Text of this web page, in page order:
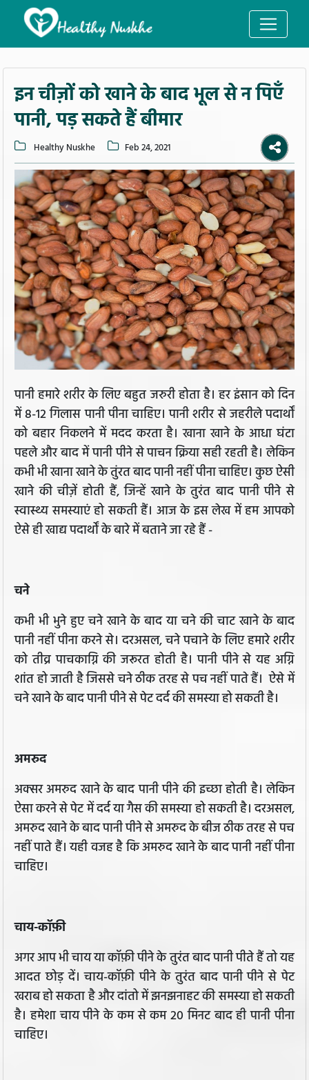
इन चीज़ों को खाने के बाद भूल से न पिएँ
पानी, पड़ सकते हैं बीमार
Healthy Nuskhe Feb 24, 2021
पानी हमारे शरीर के लिए बहुत जरुरी होता है। हर इंसान को दिन
में 8-12 गिलास पानी पीना चाहिए। पानी शरीर से जहरीले पदार्थों
को बहार निकलने में मदद करता है। खाना खाने के आधा घंटा
पहले और बाद में पानी पीने से पाचन क्रिया सही रहती है। लेकिन
कभी भी खाना खाने के तुंरत बाद पानी नहीं पीना चाहिए। कुछ ऐसी
खाने की चीज़ें होती हैं, जिन्हें खाने के तुरंत बाद पानी पीने से
स्वास्थ्य समस्याएं हो सकती हैं। आज के इस लेख में हम आपको
ऐसे ही खाद्य पदार्थों के बारे में बताने जा रहे हैं -
चने
कभी भी भुने हुए चने खाने के बाद या चने की चाट खाने के बाद
पानी नहीं पीना करने से। दरअसल, चने पचाने के लिए हमारे शरीर
को तीव्र पाचकाग्नि की जरूरत होती है। पानी पीने से यह अग्नि
शांत हो जाती है जिससे चने ठीक तरह से पच नहीं पाते हैं। ऐसे में
चने खाने के बाद पानी पीने से पेट दर्द की समस्या हो सकती है।
अमरुद
अक्सर अमरुद खाने के बाद पानी पीने की इच्छा होती है। लेकिन
ऐसा करने से पेट में दर्द या गैस की समस्या हो सकती है। दरअसल,
अमरुद खाने के बाद पानी पीने से अमरुद के बीज ठीक तरह से पच
नहीं पाते हैं। यही वजह है कि अमरुद खाने के बाद पानी नहीं पीना
चाहिए।
चाय-कॉफ़ी
अगर आप भी चाय या कॉफ़ी पीने के तुरंत बाद पानी पीते हैं तो यह
आदत छोड़ दें। चाय-कॉफ़ी पीने के तुरंत बाद पानी पीने से पेट
खराब हो सकता है और दांतो में झनझनाहट की समस्या हो सकती
है। हमेशा चाय पीने के कम से कम 20 मिनट बाद ही पानी पीना
चाहिए।